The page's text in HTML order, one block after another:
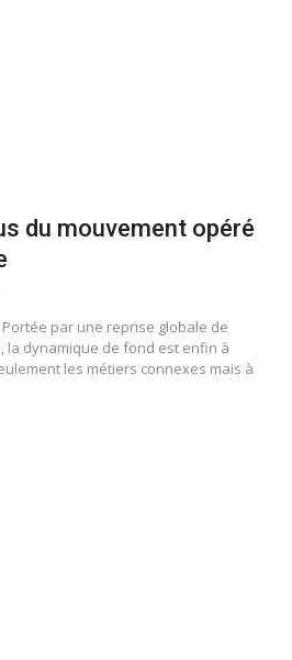
du mouvement opéré
par une reprise globale de
la dynamique de fond est enfin à
les métiers connexes mais à